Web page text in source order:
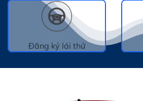
Đăng ký lái thử